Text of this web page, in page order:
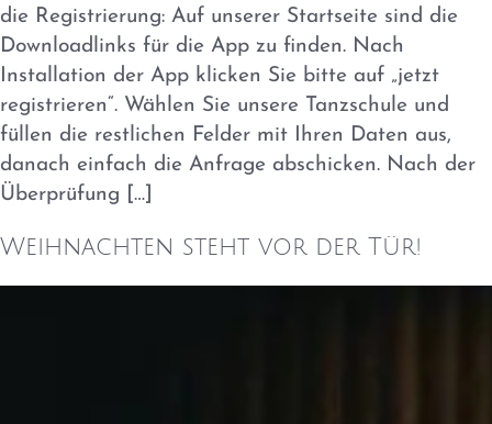
die Registrierung: Auf unserer Startseite sind die
Downloadlinks für die App zu finden. Nach
Installation der App klicken Sie bitte auf „jetzt
registrieren“. Wählen Sie unsere Tanzschule und
füllen die restlichen Felder mit Ihren Daten aus,
danach einfach die Anfrage abschicken. Nach der
Überprüfung […]
Weihnachten steht vor der Tür!